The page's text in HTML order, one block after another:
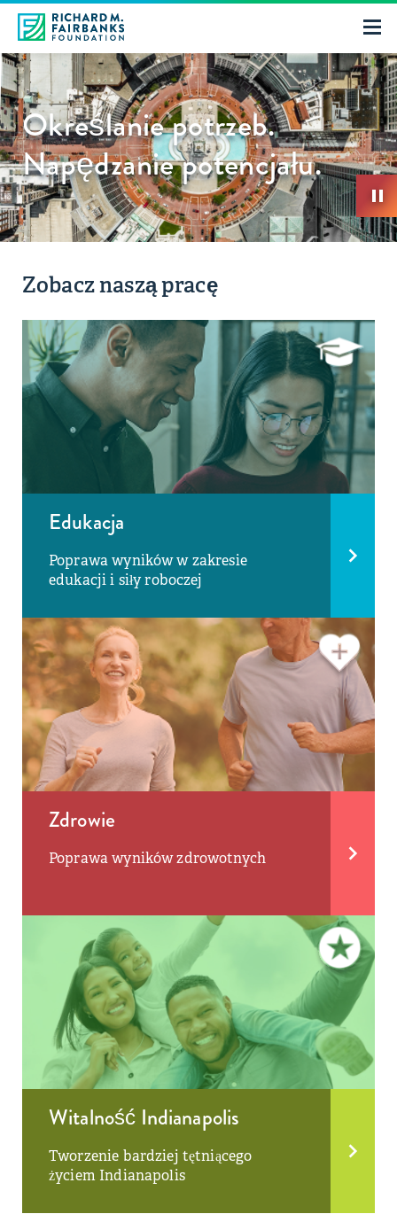
Określanie potrzeb.
Napędzanie potencjału.
Zobacz naszą pracę
Edukacja
Poprawa wyników w zakresie
edukacji i siły roboczej
Zdrowie
Poprawa wyników zdrowotnych
Witalność Indianapolis
Tworzenie bardziej tętniącego
życiem Indianapolis